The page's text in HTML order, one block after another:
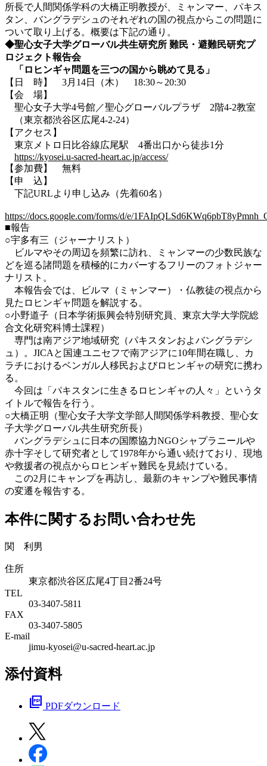
所長で人間関係学科の大橋正明教授が、ミャンマー、パキス
タン、バングラデシュのそれぞれの国の視点からこの問題に
ついて取り上げる。概要は下記の通り。
◆聖心女子大学グローバル共生研究所 難民・避難民研究プ
ロジェクト報告会
「ロヒンギャ問題を三つの国から眺めて見る」
【日 時】 3月14日（木） 18:30～20:30
【会 場】
聖心女子大学4号館／聖心グローバルプラザ 2階4-2教室
（東京都渋谷区広尾4-2-24）
【アクセス】
東京メトロ日比谷線広尾駅 4番出口から徒歩1分
https://kyosei.u-sacred-heart.ac.jp/access/
【参加費】 無料
【申 込】
下記URLより申し込み（先着60名）
https://docs.google.com/forms/d/e/
■報告
○宇多有三（ジャーナリスト）
ビルマやその周辺を頻繁に訪れ、ミャンマーの少数民族な
どを巡る諸問題を積極的にカバーするフリーのフォトジャー
ナリスト。
本報告会では、ビルマ（ミャンマー）・仏教徒の視点から
見たロヒンギャ問題を解説する。
○小野道子（日本学術振興会特別研究員、東京大学大学院総
合文化研究科博士課程）
専門は南アジア地域研究（パキスタンおよバングラデシ
ュ）。JICAと国連ユニセフで南アジアに10年間在職し、カ
ラチにおけるベンガル人移民およびロヒンギャの研究に携わ
る。
今回は「パキスタンに生きるロヒンギャの人々」というタ
イトルで報告を行う。
○大橋正明（聖心女子大学文学部人間関係学科教授、聖心女
子大学グローバル共生研究所長）
バングラデシュに日本の国際協力NGOシャプラニールや
赤十字そして研究者として1978年から通い続けており、現地
や救援者の視点からロヒンギャ難民を見続けている。
この2月にキャンプを再訪し、最新のキャンプや難民事情
の変遷を報告する。
本件に関するお問い合わせ先
関 利男
住所
東京都渋谷区広尾4丁目2番24号
TEL
03-3407-5811
FAX
03-3407-5805
E-mail
jimu-kyosei@u-sacred-heart.ac.jp
添付資料
picture_as_pdf PDFダウンロード